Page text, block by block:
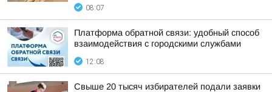
08:07
Платформа обратной связи: удобный способ
взаимодействия с городскими службами
12:08
Свыше 20 тысяч избирателей подали заявки